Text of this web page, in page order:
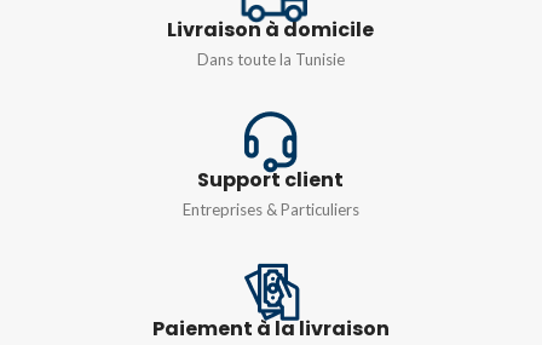
Livraison à domicile
Dans toute la Tunisie
Support client
Entreprises & Particuliers
Paiement à la livraison